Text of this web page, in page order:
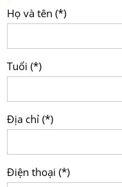
Họ và tên (*)
Tuổi (*)
Địa chỉ (*)
Điện thoại (*)